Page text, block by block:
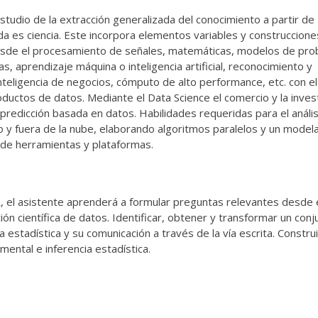
de la extracción generalizada del conocimiento a partir de
es ciencia. Este incorpora elementos variables y
el procesamiento de señales, matemáticas, modelos de
aprendizaje máquina o inteligencia artificial, reconocimiento y
de negocios, cómputo de alto performance, etc. con
de datos. Mediante el Data Science el comercio y la
basada en datos. Habilidades requeridas para el
fuera de la nube, elaborando algoritmos paralelos y un
herramientas y plataformas.
el asistente aprenderá a formular preguntas relevantes desde
científica de datos. Identificar, obtener y transformar un
y su comunicación a través de la vía escrita.
e inferencia estadística.